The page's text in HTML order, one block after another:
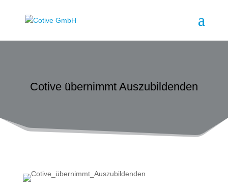
Cotive übernimmt Auszubildenden